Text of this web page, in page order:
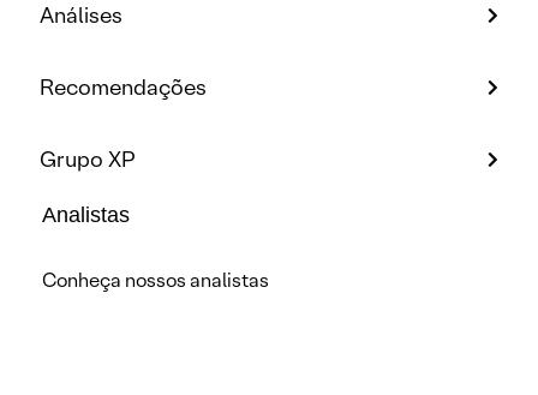
Análises
Recomendações
Grupo XP
Analistas
Conheça nossos analistas